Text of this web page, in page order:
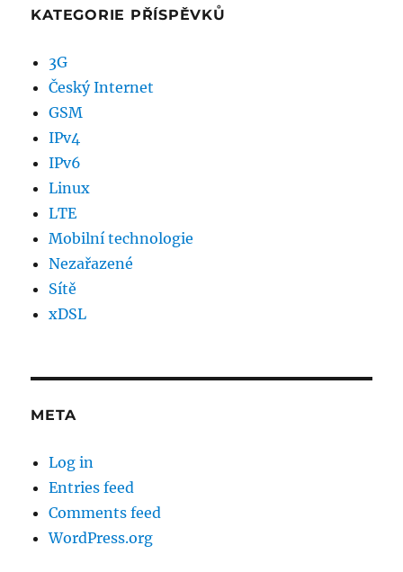
KATEGORIE PŘÍSPĚVKŮ
3G
Český Internet
GSM
IPv4
IPv6
Linux
LTE
Mobilní technologie
Nezařazené
Sítě
xDSL
META
Log in
Entries feed
Comments feed
WordPress.org